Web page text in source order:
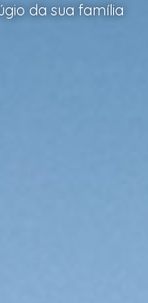
da sua família